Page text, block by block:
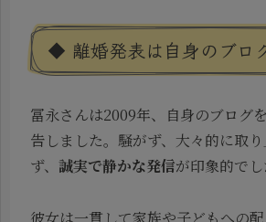
◆ 離婚発表は自身のブロ
冨永さんは2009年、自身のブログ
告しました。騒がず、大々的に取
ず、 誠実で静かな発信が印象的でし
彼女は一貫して家族や子どもへの